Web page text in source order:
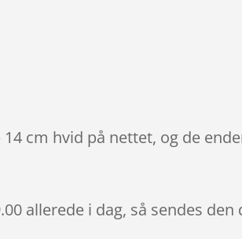
cm hvid på nettet, og de
allerede i dag, så sendes